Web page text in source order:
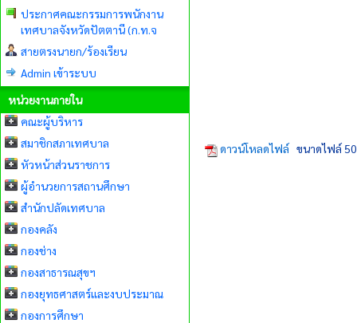
ประกาศคณะกรรมการพนักงาน
เทศบาลจังหวัดปัตตานี (ก.ท.จ
สายตรงนายก/ร้องเรียน
Admin เข้าระบบ
หน่วยงานภายใน
คณะผู้บริหาร
สมาชิกสภาเทศบาล
หัวหน้าส่วนราชการ
ผู้อำนวยการสถานศึกษา
สำนักปลัดเทศบาล
กองคลัง
กองช่าง
กองสาธารณสุขฯ
กองยุทธศาสตร์และงบประมาณ
กองการศึกษา
ดาวน์โหลดไฟล์ ขนาดไฟล์